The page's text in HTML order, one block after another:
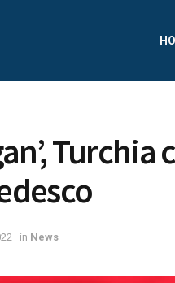
Turchia
in News